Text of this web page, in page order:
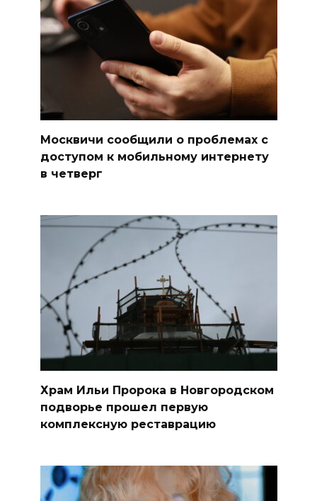
Москвичи сообщили о проблемах с
доступом к мобильному интернету
в четверг
Храм Ильи Пророка в Новгородском
подворье прошел первую
комплексную реставрацию